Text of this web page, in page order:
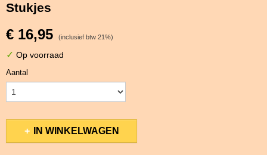
Stukjes
€ 16,95 (inclusief btw 21%)
✓ Op voorraad
Aantal
IN WINKELWAGEN